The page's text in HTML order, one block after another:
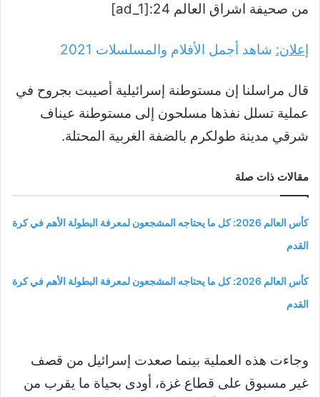
من صحيفة اشراق العالم 24:[ad_1]
إعلان: شاهد أجمل الأفلام والمسلسلات 2021
قال مراسلنا إن مستوطنة إسرائيلية أصيبت بجروح في
عملية تسلل نفذها مسلحون إلى مستوطنة عيناف
شرقي مدينة طولكرم بالضفة الغربية المحتلة.
مقالات ذات صلة
كأس العالم 2026: كل ما يحتاجه المشجعون لمعرفة البطولة الأهم في كرة
القدم
كأس العالم 2026: كل ما يحتاجه المشجعون لمعرفة البطولة الأهم في كرة
القدم
وجاءت هذه العملية بينما صعدت إسرائيل من قصف
غير مسبوق على قطاع غزة، أودى بحياة ما يقرب من